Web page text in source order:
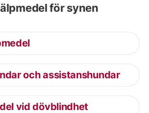
för synen
och assistanshundar
vid dövblindhet